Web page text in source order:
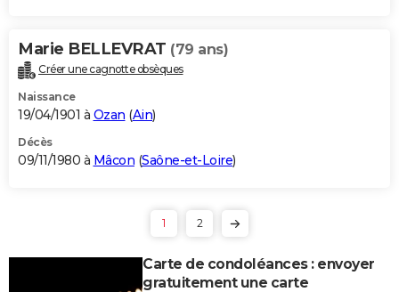
Marie BELLEVRAT (79 ans)
Créer une cagnotte obsèques
Naissance
19/04/1901 à Ozan (Ain)
Décès
09/11/1980 à Mâcon (Saône-et-Loire)
1 2
Carte de condoléances : envoyer
gratuitement une carte